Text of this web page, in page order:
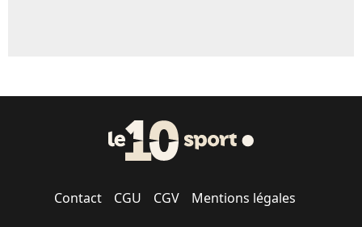
Contact CGU CGV Mentions légales